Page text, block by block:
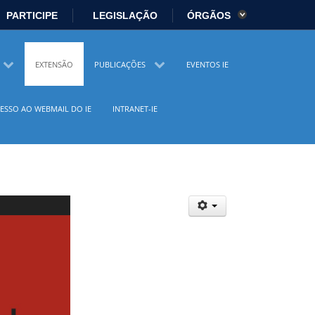
PARTICIPE LEGISLAÇÃO ÓRGÃOS
Ministério da Economia
Planalto
EXTENSÃO PUBLICAÇÕES EVENTOS IE
AO WEBMAIL DO IE INTRANET-IE